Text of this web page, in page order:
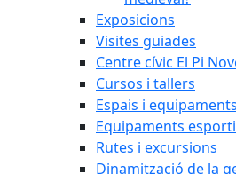
Exposicions
Visites guiades
Centre cívic El Pi
Cursos i tallers
Espais i equipaments
Equipaments
Rutes i excursions
Dinamització de la